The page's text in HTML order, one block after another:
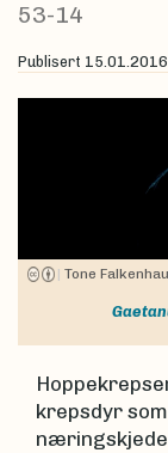
53-14
Publisert
| Tone
krepsdyr